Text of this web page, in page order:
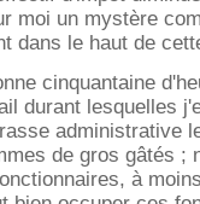
moi un mystère
dans le haut de
cinquantaine
durant lesquelles
administrative
de gros gâtés ;
à